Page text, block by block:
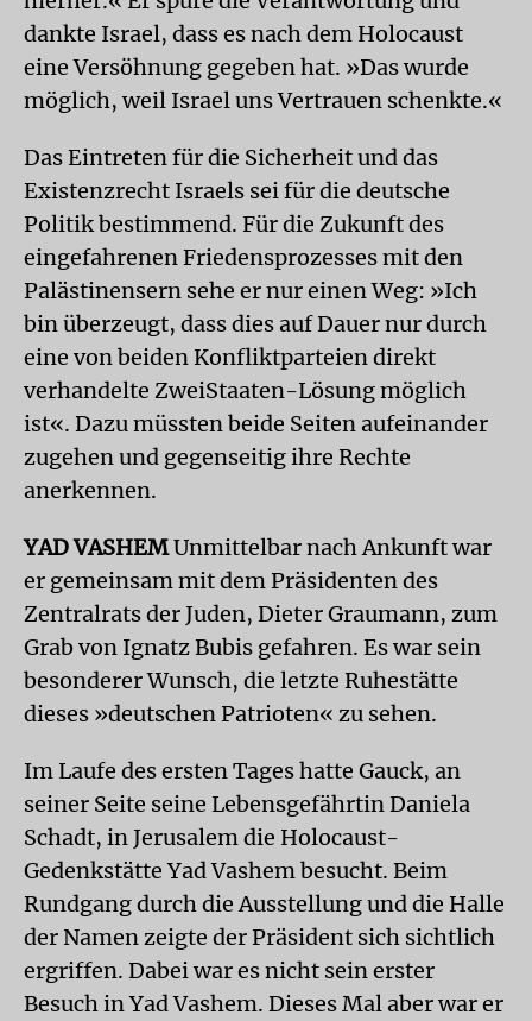
dankte Israel, dass es nach dem Holocaust
eine Versöhnung gegeben hat. »Das wurde
möglich, weil Israel uns Vertrauen schenkte.«
Das Eintreten für die Sicherheit und das
Existenzrecht Israels sei für die deutsche
Politik bestimmend. Für die Zukunft des
eingefahrenen Friedensprozesses mit den
Palästinensern sehe er nur einen Weg: »Ich
bin überzeugt, dass dies auf Dauer nur durch
eine von beiden Konfliktparteien direkt
verhandelte ZweiStaaten-Lösung möglich
ist«. Dazu müssten beide Seiten aufeinander
zugehen und gegenseitig ihre Rechte
anerkennen.
YAD VASHEMUnmittelbar nach Ankunft war
er gemeinsam mit dem Präsidenten des
Zentralrats der Juden, Dieter Graumann, zum
Grab von Ignatz Bubis gefahren. Es war sein
besonderer Wunsch, die letzte Ruhestätte
dieses »deutschen Patrioten« zu sehen.
Im Laufe des ersten Tages hatte Gauck, an
seiner Seite seine Lebensgefährtin Daniela
Schadt, in Jerusalem die Holocaust-
Gedenkstätte Yad Vashem besucht. Beim
Rundgang durch die Ausstellung und die Halle
der Namen zeigte der Präsident sich sichtlich
ergriffen. Dabei war es nicht sein erster
Besuch in Yad Vashem. Dieses Mal aber war er